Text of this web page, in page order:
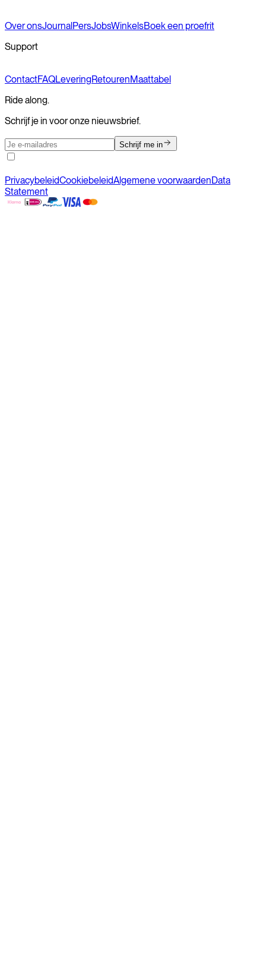
Over onsJournalPersJobsWinkelsBoek een proefrit
Support
ContactFAQLeveringRetourenMaattabel
Ride along.
Schrijf je in voor onze nieuwsbrief.
Schrijf me in
PrivacybeleidCookiebeleidAlgemene voorwaardenData
Statement